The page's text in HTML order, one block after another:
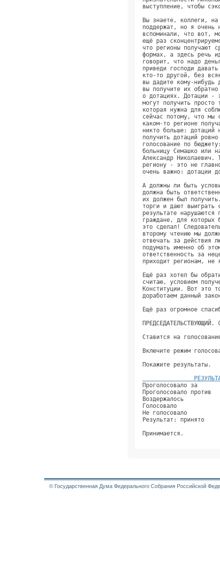
Вы знаете, коллеги,
поддержат, но я
вспоминали, что
ещё раз
что регионы
формах, а здесь
говорит, что надо
приведи господи
кто-то другой, без
вы дадите кому-
вы получите их
о дотациях. Дотации
могут получить
которая нужна для
сейчас потому, что
каком-то регионе
никто больше:
получить дотаций
голосование по
больницу Семашко
Александр
региону - это не
очень важно:
А должны ли быть
должна быть
их должен был
торги и дают
результате
граждане, для
это сделал!
второму чтению мы
отвечать за
подумать именно об
ответственность за
приходит регионам,
Ещё раз хотел бы
считаю, условием
Конституции. Вот
доработаем
Ещё раз
Ставится на
Не
© Государственная Дума Федерального Собрания Российской